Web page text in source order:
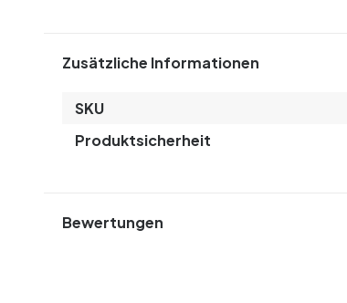
Zusätzliche Informationen
SKU
Produktsicherheit
Bewertungen